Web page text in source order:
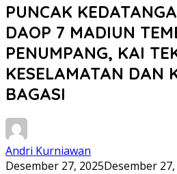
PUNCAK
DAOP 7 MADIUN
PENUMPANG, KAI
KESELAMATAN DAN
BAGASI
Andri Kurniawan
Desember 27, 2025Desember 27,